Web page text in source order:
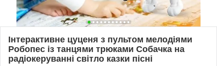
Інтерактивне цуценя з пультом мелодіями
Робопес із танцями трюками Собачка на
радіокеруванні світло казки пісні